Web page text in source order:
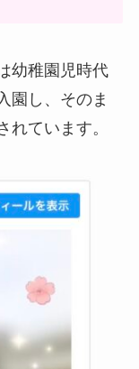
幼稚園児時代
園し、そのま
れています。